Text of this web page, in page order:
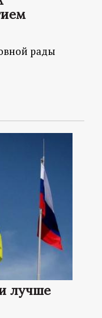
рады
лучше